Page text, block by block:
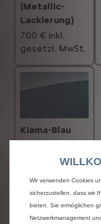
(Metallic-
Lackierung)
700 € inkl.
gesetzl. MwSt.
Kiama-Blau
(Metallic-
Lackierung)
gesetzl. MwSt.
Ambiente
Wir verwenden Cookies
sicherzustellen, dass wir
bieten. Sie ermöglichen
Netzwerkmanagement